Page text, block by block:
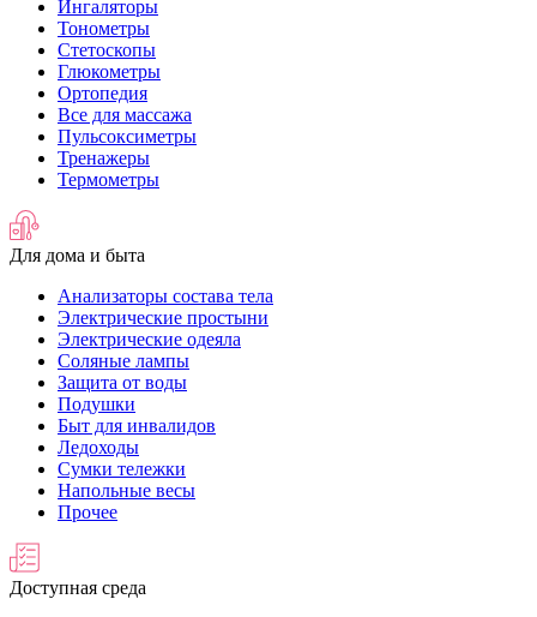
Ингаляторы
Тонометры
Стетоскопы
Глюкометры
Ортопедия
Все для массажа
Пульсоксиметры
Тренажеры
Термометры
Для дома и быта
Анализаторы состава тела
Электрические простыни
Электрические одеяла
Соляные лампы
Защита от воды
Подушки
Быт для инвалидов
Ледоходы
Сумки тележки
Напольные весы
Прочее
Доступная среда